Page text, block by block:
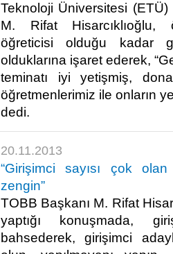
Teknoloji Üniversitesi
M. Rifat Hisarcıklıoğlu,
öğreticisi olduğu kadar
olduklarına işaret ederek,
teminatı iyi yetişmiş,
öğretmenlerimiz ile onların
dedi. ​
20.11.2013
“Girişimci sayısı çok
zengin”
TOBB Başkanı M. Rifat
yaptığı konuşmada,
bahsederek, girişimci